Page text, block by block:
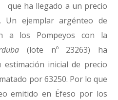
que ha llegado a un precio
Un ejemplar argénteo de
a los Pompeyos con la
(lote nº 23263) ha
estimación inicial de precio
por 63250. Por lo que
emitido en Éfeso por los